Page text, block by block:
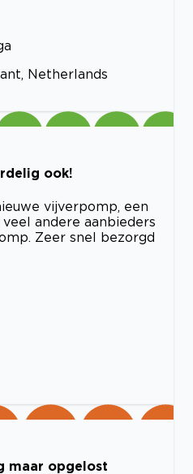
Netherlands
ook!
vijverpomp, een
andere aanbieders
Zeer snel bezorgd
maar opgelost